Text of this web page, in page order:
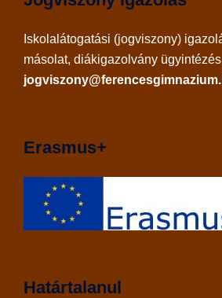
Iskolalátogatási (jogviszony)
másolat, diákigazolvány
Erasmus+
Határtalanul